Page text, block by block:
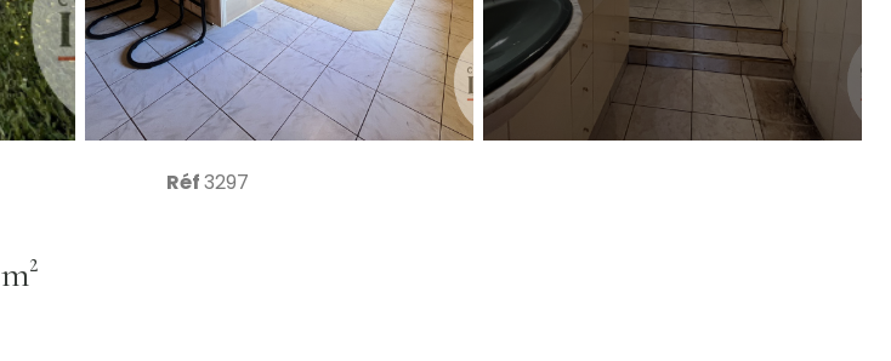
Maison 6 pièce(s) 5 chambre(s) 220 m²
Réf3297